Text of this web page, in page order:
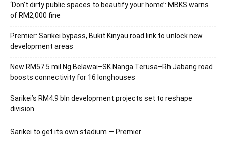
‘Don’t dirty public spaces to beautify your home’: MBKS warns
of RM2,000 fine
Premier: Sarikei bypass, Bukit Kinyau road link to unlock new
development areas
New RM57.5 mil Ng Belawai–SK Nanga Terusa–Rh Jabang road
boosts connectivity for 16 longhouses
Sarikei’s RM4.9 bln development projects set to reshape
division
Sarikei to get its own stadium — Premier